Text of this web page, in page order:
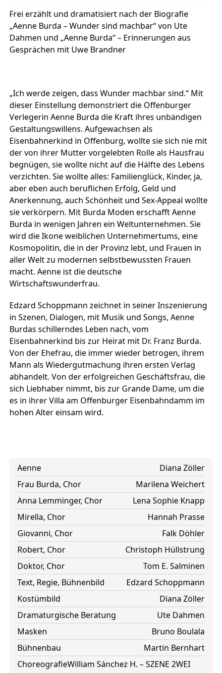
Frei erzählt und dramatisiert nach der Biografie
„Aenne Burda – Wunder sind machbar“ von Ute
Dahmen und „Aenne Burda“ – Erinnerungen aus
Gesprächen mit Uwe Brandner
„Ich werde zeigen, dass Wunder machbar sind.“ Mit
dieser Einstellung demonstriert die Offenburger
Verlegerin Aenne Burda die Kraft ihres unbändigen
Gestaltungswillens. Aufgewachsen als
Eisenbahnerkind in Offenburg, wollte sie sich nie mit
der von ihrer Mutter vorgelebten Rolle als Hausfrau
begnügen, sie wollte nicht auf die Hälfte des Lebens
verzichten. Sie wollte alles: Familienglück, Kinder, ja,
aber eben auch beruflichen Erfolg, Geld und
Anerkennung, auch Schönheit und Sex-Appeal wollte
sie verkörpern. Mit Burda Moden erschafft Aenne
Burda in wenigen Jahren ein Weltunternehmen. Sie
wird die Ikone weiblichen Unternehmertums, eine
Kosmopolitin, die in der Provinz lebt, und Frauen in
aller Welt zu modernen selbstbewussten Frauen
macht. Aenne ist die deutsche
Wirtschaftswunderfrau.
Edzard Schoppmann zeichnet in seiner Inszenierung
in Szenen, Dialogen, mit Musik und Songs, Aenne
Burdas schillerndes Leben nach, vom
Eisenbahnerkind bis zur Heirat mit Dr. Franz Burda.
Von der Ehefrau, die immer wieder betrogen, ihrem
Mann als Wiedergutmachung ihren ersten Verlag
abhandelt. Von der erfolgreichen Geschäftsfrau, die
sich Liebhaber nimmt, bis zur Grande Dame, um die
es in ihrer Villa am Offenburger Eisenbahndamm im
hohen Alter einsam wird.
Aenne
Diana Zöller
Frau Burda, Chor
Marilena Weichert
Anna Lemminger, Chor
Lena Sophie Knapp
Mirella, Chor
Hannah Prasse
Giovanni, Chor
Falk Döhler
Robert, Chor
Christoph Hüllstrung
Doktor, Chor
Tom E. Salminen
Text, Regie, Bühnenbild
Edzard Schoppmann
Kostümbild
Diana Zöller
Dramaturgische Beratung
Ute Dahmen
Masken
Bruno Boulala
Bühnenbau
Martin Bernhart
ChoreografieWilliam Sánchez H. – SZENE 2WEI